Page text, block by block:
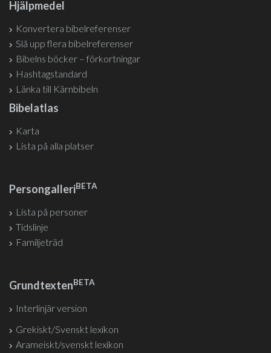
Hjälpmedel
Konvertera bibelreferenser
Slå upp flera bibelreferenser
Bibelns böcker – förkortningar
Hashtagstandard
Länka till Kärnbibeln
Bibelatlas
Karta
Lista på alla platser
PersongalleriBETA
Lista på personer
Tidslinje
Familjeträd
GrundtextenBETA
Interlinjär version
Grekiskt/Svenskt lexikon
Arameiskt/svenskt lexikon